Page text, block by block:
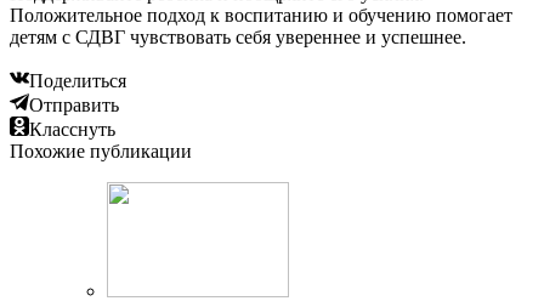
Положительное подход к воспитанию и обучению помогает
детям с СДВГ чувствовать себя увереннее и успешнее.
Поделиться
Отправить
Класснуть
Похожие публикации